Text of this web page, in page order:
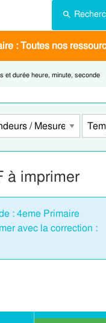
: Toutes nos
et durée heure, minute, seconde
à imprimer
: 4eme Primaire
avec la correction :